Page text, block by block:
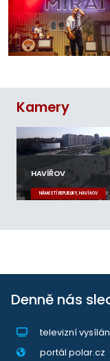
Kamery
HAVÍŘOV
NÁMĚSTÍ REPUBLIKY, HAVÍŘOV
Denně nás
televizní
portál polar.cz